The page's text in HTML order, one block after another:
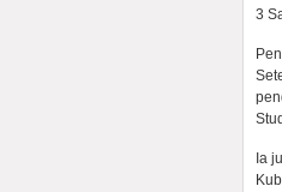
3
Ia